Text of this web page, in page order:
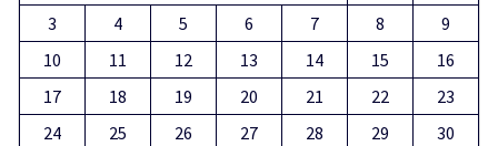
3
4 5 6 7 8
9
10
11 12 13 14 15
16
17
18 19 20 21 22
23
24
25 26 27 28 29
30